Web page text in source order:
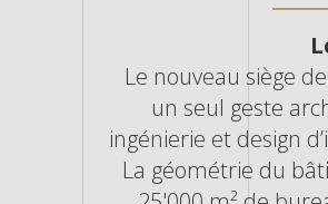
Le nouveau siège
un seul geste
ingénierie et design
La géométrie du